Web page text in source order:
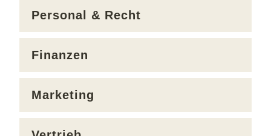
Personal & Recht
Finanzen
Marketing